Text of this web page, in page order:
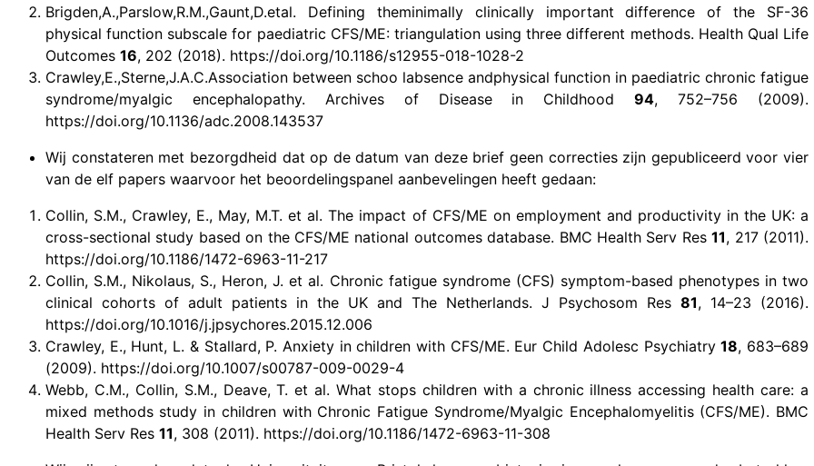
Brigden,A.,Parslow,R.M.,Gaunt,D.etal. Defining theminimally clinically important difference of the SF-36
physical function subscale for paediatric CFS/ME: triangulation using three different methods. Health Qual Life
Outcomes 16, 202 (2018). https://doi.org/10.1186/s12955-018-1028-2
Crawley,E.,Sterne,J.A.C.Association between schoo labsence andphysical function in paediatric chronic fatigue
syndrome/myalgic encephalopathy. Archives of Disease in Childhood94, 752–756 (2009).
https://doi.org/10.1136/adc.2008.143537
Wij constateren met bezorgdheid dat op de datum van deze brief geen correcties zijn gepubliceerd voor vier
van de elf papers waarvoor het beoordelingspanel aanbevelingen heeft gedaan:
Collin, S.M., Crawley, E., May, M.T. et al. The impact of CFS/ME on employment and productivity in the UK: a
cross-sectional study based on the CFS/ME national outcomes database. BMC Health Serv Res11, 217 (2011).
https://doi.org/10.1186/1472-6963-11-217
Collin, S.M., Nikolaus, S., Heron, J. et al. Chronic fatigue syndrome (CFS) symptom-based phenotypes in two
clinical cohorts of adult patients in the UK and The Netherlands. J Psychosom Res 81, 14–23 (2016).
https://doi.org/10.1016/j.jpsychores.2015.12.006
Crawley, E., Hunt, L. & Stallard, P. Anxiety in children with CFS/ME. Eur Child Adolesc Psychiatry18, 683–689
(2009). https://doi.org/10.1007/s00787-009-0029-4
Webb, C.M., Collin, S.M., Deave, T. et al. What stops children with a chronic illness accessing health care: a
mixed methods study in children with Chronic Fatigue Syndrome/Myalgic Encephalomyelitis (CFS/ME). BMC
Health Serv Res 11, 308 (2011). https://doi.org/10.1186/1472-6963-11-308